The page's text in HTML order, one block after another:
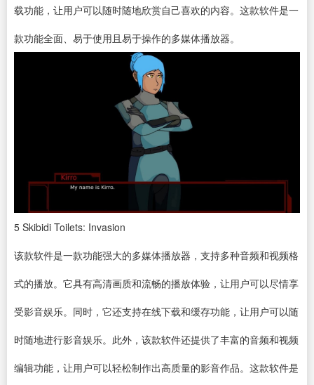
载功能，让用户可以随时随地欣赏自己喜欢的内容。这款软件是一
款功能全面、易于使用且易于操作的多媒体播放器。
5 Skibidi Toilets: Invasion
该款软件是一款功能强大的多媒体播放器，支持多种音频和视频格
式的播放。它具有高清画质和流畅的播放体验，让用户可以尽情享
受影音娱乐。同时，它还支持在线下载和缓存功能，让用户可以随
时随地进行影音娱乐。此外，该款软件还提供了丰富的音频和视频
编辑功能，让用户可以轻松制作出高质量的影音作品。这款软件是